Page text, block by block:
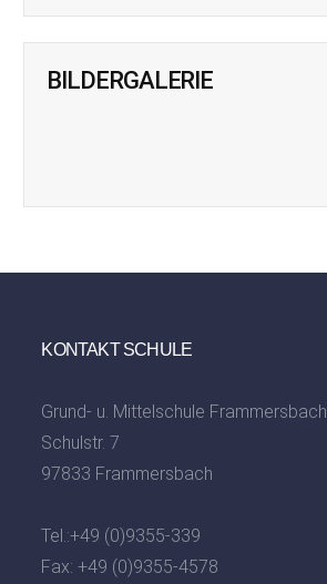
BILDERGALERIE
KONTAKT SCHULE
Grund- u. Mittelschule Frammersbach
Schulstr. 7
97833 Frammersbach
Tel.:+49 (0)9355-339
Fax: +49 (0)9355-4578